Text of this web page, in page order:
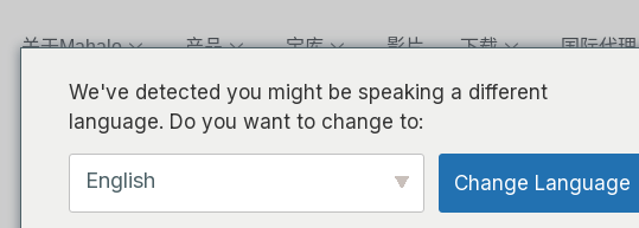
关于Mahalo 产品 宝库 影片 下载 国际代理
We've detected you might be speaking a different
language. Do you want to change to:
English Change Language